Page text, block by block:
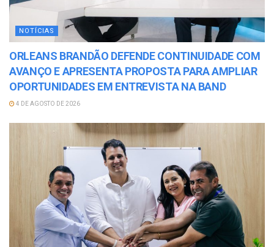
NOTÍCIAS
ORLEANS BRANDÃO DEFENDE CONTINUIDADE COM
AVANÇO E APRESENTA PROPOSTA PARA AMPLIAR
OPORTUNIDADES EM ENTREVISTA NA BAND
4 DE AGOSTO DE 2026